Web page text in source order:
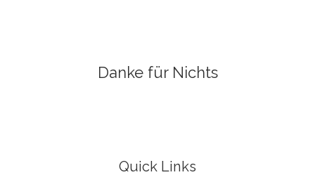
Danke für Nichts
Quick Links